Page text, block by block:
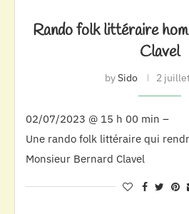
Rando folk littéraire
Clavel
bySido 2
02/07/2023 @ 15 h 00 min –
Une rando folk littéraire qui
Monsieur Bernard Clavel